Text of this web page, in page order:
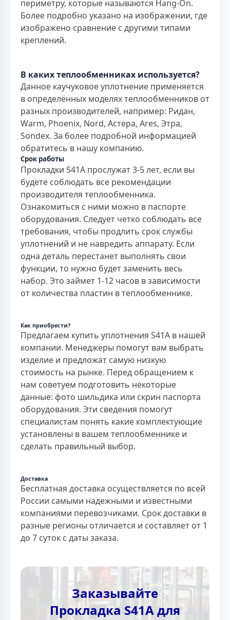
периметру, которые называются Hang-On.
Более подробно указано на изображении, где
изображено сравнение с другими типами
креплений.
В каких теплообменниках используется?
Данное каучуковое уплотнение применяется
в определённых моделях теплообменников от
разных производителей, например: Ридан,
Warm, Phoenix, Nord, Астера, Ares, Этра,
Sondex. За более подробной информацией
обратитесь в нашу компанию.
Срок работы
Прокладки S41A прослужат 3-5 лет, если вы
будете соблюдать все рекомендации
производителя теплообменника.
Ознакомиться с ними можно в паспорте
оборудования. Следует четко соблюдать все
требования, чтобы продлить срок службы
уплотнений и не навредить аппарату. Если
одна деталь перестанет выполнять свои
функции, то нужно будет заменить весь
набор. Это займет 1-12 часов в зависимости
от количества пластин в теплообменнике.
Как приобрести?
Предлагаем купить уплотнения S41A в нашей
компании. Менеджеры помогут вам выбрать
изделие и предложат самую низкую
стоимость на рынке. Перед обращением к
нам советуем подготовить некоторые
данные: фото шильдика или скрин паспорта
оборудования. Эти сведения помогут
специалистам понять какие комплектующие
установлены в вашем теплообменнике и
сделать правильный выбор.
Доставка
Бесплатная доставка осуществляется по всей
России самыми надежными и известными
компаниями перевозчиками. Срок доставки в
разные регионы отличается и составляет от 1
до 7 суток с даты заказа.
Заказывайте
Прокладка S41A для